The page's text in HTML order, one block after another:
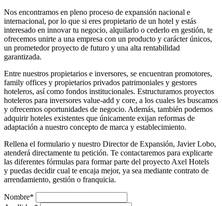
Nos encontramos en pleno proceso de expansión nacional e
internacional, por lo que si eres propietario de un hotel y estás
interesado en innovar tu negocio, alquilarlo o cederlo en gestión, te
ofrecemos unirte a una empresa con un producto y carácter únicos,
un prometedor proyecto de futuro y una alta rentabilidad
garantizada.
Entre nuestros propietarios e inversores, se encuentran promotores,
family offices y propietarios privados patrimoniales y gestores
hoteleros, así como fondos institucionales. Estructuramos proyectos
hoteleros para inversores value-add y core, a los cuales les buscamos
y ofrecemos oportunidades de negocio. Además, también podemos
adquirir hoteles existentes que únicamente exijan reformas de
adaptación a nuestro concepto de marca y establecimiento.
Rellena el formulario y nuestro Director de Expansión, Javier Lobo,
atenderá directamente tu petición. Te contactaremos para explicarte
las diferentes fórmulas para formar parte del proyecto Axel Hotels
y puedas decidir cual te encaja mejor, ya sea mediante contrato de
arrendamiento, gestión o franquicia.
Nombre*